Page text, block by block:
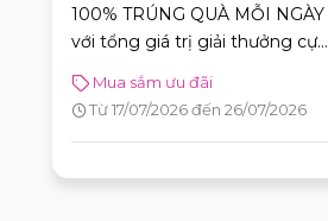
100% TRÚNG QUÀ MỖI NGÀY
với tổng giá trị giải thưởng cực
Mua sắm ưu đãi
Từ 17/07/2026 đến 26/07/2026